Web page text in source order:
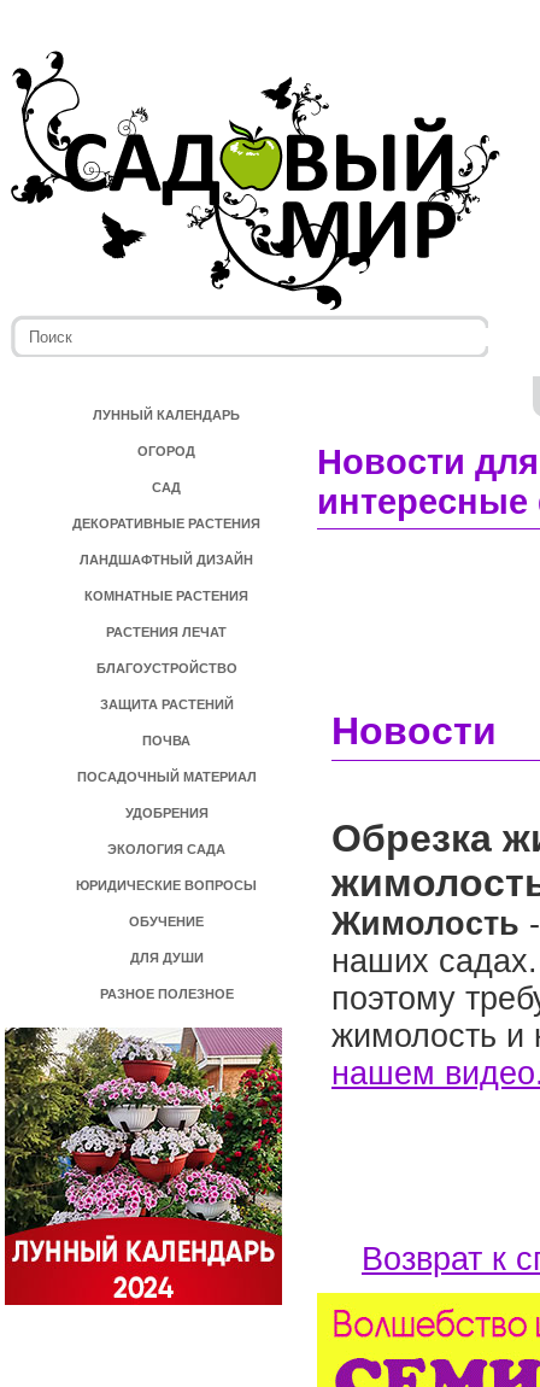
ЛУННЫЙ КАЛЕНДАРЬ
ОГОРОД
САД
ДЕКОРАТИВНЫЕ РАСТЕНИЯ
ЛАНДШАФТНЫЙ ДИЗАЙН
КОМНАТНЫЕ РАСТЕНИЯ
РАСТЕНИЯ ЛЕЧАТ
БЛАГОУСТРОЙСТВО
ЗАЩИТА РАСТЕНИЙ
ПОЧВА
ПОСАДОЧНЫЙ МАТЕРИАЛ
УДОБРЕНИЯ
ЭКОЛОГИЯ САДА
ЮРИДИЧЕСКИЕ ВОПРОСЫ
ОБУЧЕНИЕ
ДЛЯ ДУШИ
РАЗНОЕ ПОЛЕЗНОЕ
Новости
Новости
Обрезка
Жимолость
наших
поэтому
жимолость и
нашем
Возврат к